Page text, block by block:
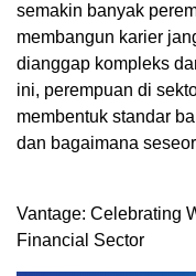
semakin banyak
membangun karier
dianggap kompleks
ini, perempuan di
membentuk standar
dan bagaimana
Vantage: Celebrating
Financial Sector